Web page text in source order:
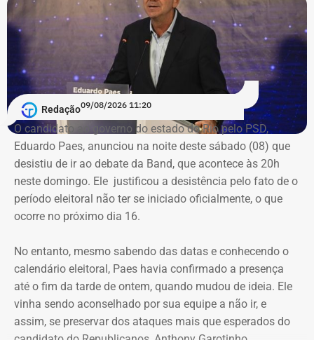
Declaração de bens de Eduardo Paes em 2026 — Foto:
Reprodução/Divulgacand
Declaração de bens de Eduardo Paes em 2024 — Foto:
Reprodução/Divulgacand
A relação de bens foi informada pelo próprio candidato à
Justiça Eleitoral durante o registro da candidatura. As
declarações são públicas e podem ser consultadas por
qualquer eleitor no sistema DivulgaCand, do Tribunal
Superior Eleitoral (TSE).
Redação09/08/2026 11:20
O candidato ao governo do estado do Rio pelo PSD,
Eduardo Paes, anunciou na noite deste sábado (08) que
desistiu de ir ao debate da Band, que acontece às 20h
neste domingo. Ele justificou a desistência pelo fato de o
período eleitoral não ter se iniciado oficialmente, o que
ocorre no próximo dia 16.
No entanto, mesmo sabendo das datas e conhecendo o
calendário eleitoral, Paes havia confirmado a presença
até o fim da tarde de ontem, quando mudou de ideia. Ele
vinha sendo aconselhado por sua equipe a não ir, e
assim, se preservar dos ataques mais que esperados do